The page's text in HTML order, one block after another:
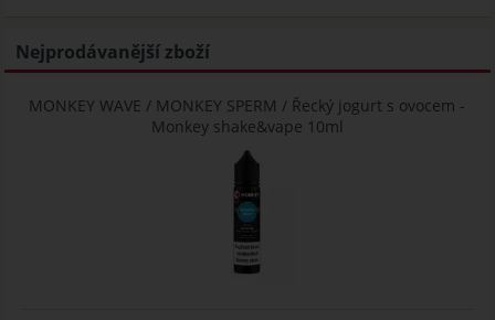
Nejprodávanější zboží
MONKEY WAVE / MONKEY SPERM / Řecký jogurt s ovocem -
Monkey shake&vape 10ml